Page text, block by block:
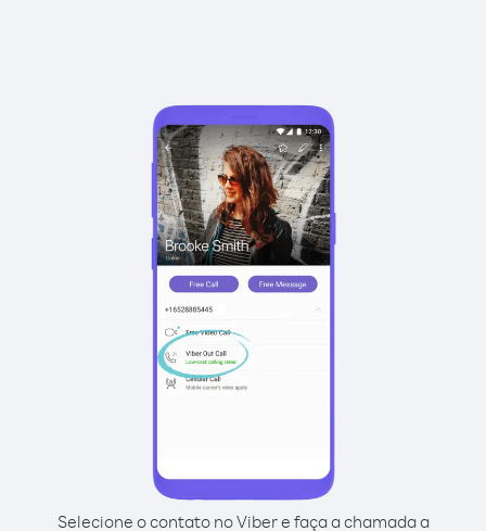
Selecione o contato no Viber e faça a chamada a